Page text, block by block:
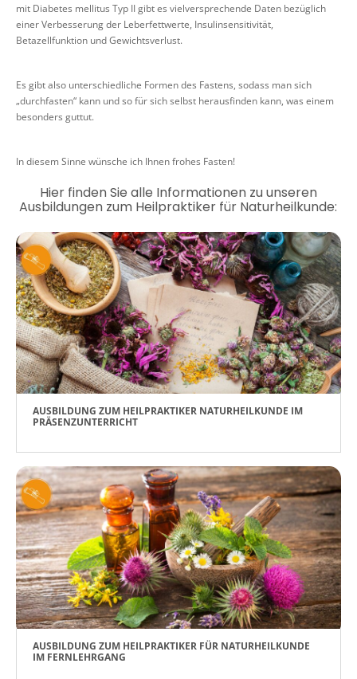
mit Diabetes mellitus Typ II gibt es vielversprechende Daten bezüglich
einer Verbesserung der Leberfettwerte, Insulinsensitivität,
Betazellfunktion und Gewichtsverlust.
Es gibt also unterschiedliche Formen des Fastens, sodass man sich
„durchfasten“ kann und so für sich selbst herausfinden kann, was einem
besonders guttut.
In diesem Sinne wünsche ich Ihnen frohes Fasten!
Hier finden Sie alle Informationen zu unseren
Ausbildungen zum Heilpraktiker für Naturheilkunde:
AUSBILDUNG ZUM HEILPRAKTIKER NATURHEILKUNDE IM
PRÄSENZUNTERRICHT
AUSBILDUNG ZUM HEILPRAKTIKER FÜR NATURHEILKUNDE
IM FERNLEHRGANG